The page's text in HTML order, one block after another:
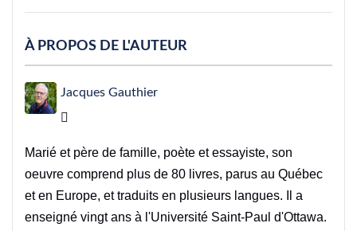
À PROPOS DE L'AUTEUR
Jacques Gauthier
Marié et père de famille, poète et essayiste, son
oeuvre comprend plus de 80 livres, parus au Québec
et en Europe, et traduits en plusieurs langues. Il a
enseigné vingt ans à l'Université Saint-Paul d'Ottawa.